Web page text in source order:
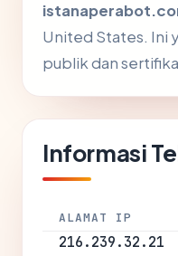
United States. Ini
publik dan
Informasi
ALAMAT IP
216.239.32.21